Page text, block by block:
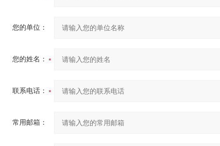
您的单位：
您的姓名：
联系电话：
常用邮箱：